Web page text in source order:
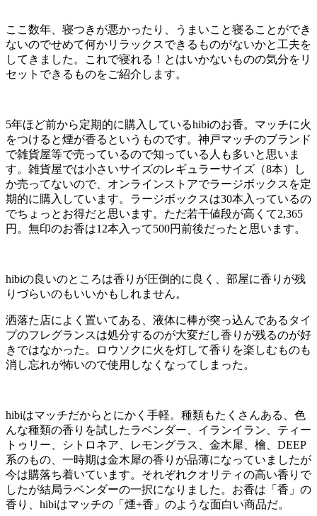
ここ数年、寝つきが悪かったり、うまいこと寝ることができ
ないのでせめて何かリラックスできるものがないかと工夫を
してきました。これで寝れる！とはいかないものの気分をリ
セットできるものをご紹介します。
5年ほど前から定期的に購入しているhibiのお香。マッチに火
をつけると煙が香るというものです。神戸マッチのブランド
で雑貨屋等で売っているので知っている人も多いと思いま
す。雑貨屋では小さいサイズのレギュラーサイズ（8本）し
か売ってないので、オンラインストアでラージボックスを定
期的に購入しています。ラージボックスは30本入っているの
でちょっとお得だと思います。ただ若干値段が高くて2,365
円。無印のお香は12本入って500円前後だったと思います。
hibiの良いのところは香りが圧倒的に良く、部屋に香りが残
りづらいのもいいかもしれません。
洒落た店によく置いてある、液体に棒が突っ込んであるタイ
プのフレグランスは処分するのが大変だし香りが残るのが好
きではなかった。ロウソクに火を灯して香りを楽しむものも
消し忘れが怖いので使用しなくなってしまった。
hibiはマッチだからとにかく手軽。種類もたくさんある、色
んな種類の香りを試したラベンダー、イランイラン、ティー
トゥリー、シトロネア、レモングラス、金木犀、檜、DEEP
系のもの、一時期は金木犀の香りが品薄になっていましたが
今は購落ち着いています。それぞれクオリティの高い香りで
したが結局ラベンダーの一択になりました。お香は「香」の
香り、hibiはマッチの「煙+香」のような面白い商品だ。